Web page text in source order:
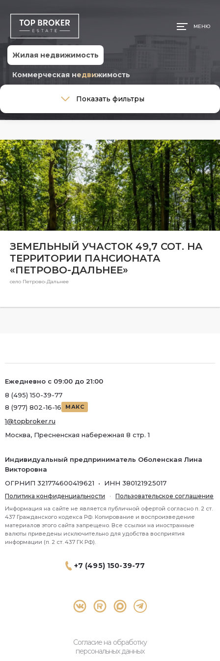
МЕНЮ
Жилая недвижимость
Коммерческая недвижимость
Тип сделки
Тип недвижимости
Общая площадь, м
Ремонт
Ремонт
Район
Район
Метро
Показать фильтры
ЗЕМЕЛЬНЫЙ УЧАСТОК 49,7 СОТ. НА
ТЕРРИТОРИИ ПАНСИОНАТА
«ПЕТРОВО-ДАЛЬНЕЕ»
село Петрово-Дальнее
+7 (495) 150-39-77
Согласие на обработку
персональных данных
Ежедневно с 09:00 до 21:00
8 (495) 150-39-77
8 (977) 802-16-16
МАКС
1@topbroker.ru
Москва, Пресненская набережная 8 стр. 1
Индивидуальный предприниматель Оболенская Лина
Викторовна
ОГРНИП 321774600419621 • ИНН 380121925017
Политика конфиденциальности · Пользовательское соглашение
Информация на сайте не является публичной офертой согласно п. 2 ст.
437 Гражданского кодекса РФ. Копирование и воспроизведение
материалов этого сайта запрещено. Все ссылки на иностранные
валюты приведены исключительно для удобства восприятия
информации (п. 2 ст. 437 ГК РФ).